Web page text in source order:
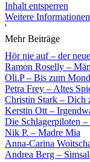
Inhalt entsperren
Weitere Informationen
'
Mehr Beiträge
Hör nie auf – der
Ramon Roselly –
Oli.P – Bis zum Mond
Petra Frey – Altes
Christin Stark – Dich
Kerstin Ott –
Die Schlagerpiloten
Nik P. – Madre Mia
Anna-Carina
Andrea Berg –